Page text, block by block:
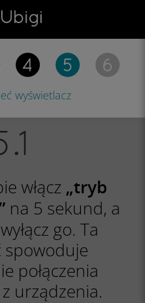
wyświetlacz
włącz „tryb
na 5 sekund, a
go. Ta
spowoduje
połączenia
urządzenia.